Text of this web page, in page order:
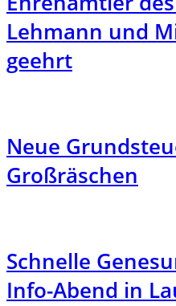
Lehmann und
geehrt
Neue
Großräschen
Schnelle
Info-Abend in